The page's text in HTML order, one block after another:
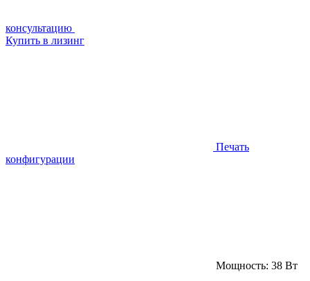
консультацию
Купить в лизинг
Печать
конфигурации
Мощность: 38 Вт